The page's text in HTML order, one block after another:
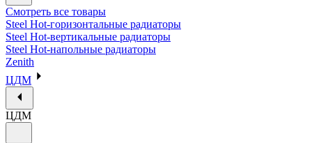
Смотреть все товары
Steel Hot-горизонтальные радиаторы
Steel Hot-вертикальные радиаторы
Steel Hot-напольные радиаторы
Zenith
ЦДМ
ЦДМ